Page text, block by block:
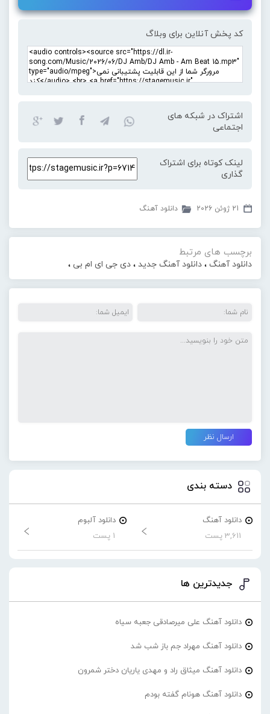
کد پخش آنلاین برای وبلاگ
اشتراک در شبکه های
اجتماعی
لینک کوتاه برای اشتراک
گذاری
21 ژوئن 2026 دانلود آهنگ
برچسب های مرتبط
دانلود آهنگ ، دانلود آهنگ جدید ، دی جی ای ام بی ،
دسته بندی
دانلود آهنگ
3,611 پست
دانلود آلبوم
1 پست
جدیدترین ها
دانلود آهنگ علی میرصادقی جعبه سیاه
دانلود آهنگ مهراد جم باز شب شد
دانلود آهنگ میثاق راد و مهدی یاریان دختر شمرون
دانلود آهنگ هونام گفته بودم